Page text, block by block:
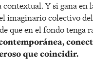
Y si gana en
imaginario colectivo
que en el fondo tenga
ánea,
que coincidir.